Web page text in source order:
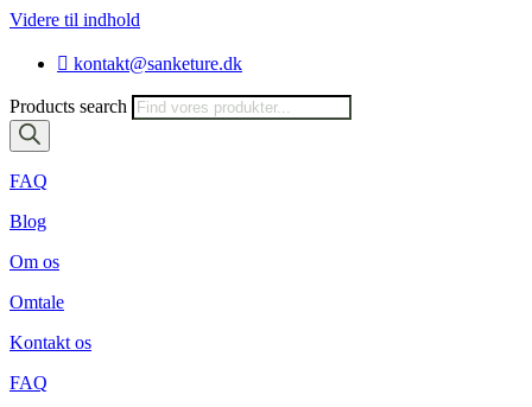
Videre til indhold
kontakt@sanketure.dk
Products search
FAQ
Blog
Om os
Omtale
Kontakt os
FAQ